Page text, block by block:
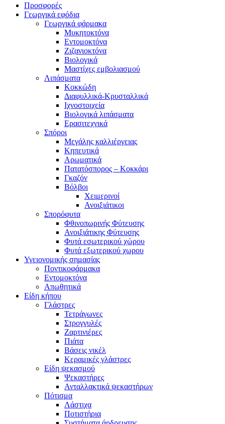
Προσφορές
Γεωργικά εφόδια
Γεωργικά φάρμακα
Μυκητοκτόνα
Εντομοκτόνα
Ζιζανιοκτόνα
Βιολογικά
Μαστίχες εμβολιασμού
Λιπάσματα
Κοκκώδη
Διαφυλλικά-Κρυσταλλικά
Ιχνοστοιχεία
Βιολογικά λιπάσματα
Ερασιτεχνικά
Σπόροι
Μεγάλης καλλιέργειας
Κηπευτικά
Αρωματικά
Πατατόσπορος – Κοκκάρι
Γκαζόν
Βόλβοι
Χειμερινοί
Ανοιξιάτικοι
Σπορόφυτα
Φθινοπωρινής Φύτευσης
Ανοιξιάτικης Φύτευσης
Φυτά εσωτερικού χώρου
Φυτά εξωτερικού χωρου
Υγειονομικής σημασίας
Ποντικοφάρμακα
Εντομοκτόνα
Απωθητικά
Είδη κήπου
Γλάστρες
Τετράγωνες
Στρογγυλές
Ζαρτινιέρες
Πιάτα
Βάσεις νικέλ
Κεραμικές γλάστρες
Είδη ψεκασμού
Ψεκαστήρες
Ανταλλακτικά ψεκαστήρων
Πότισμα
Λάστιχα
Ποτιστήρια